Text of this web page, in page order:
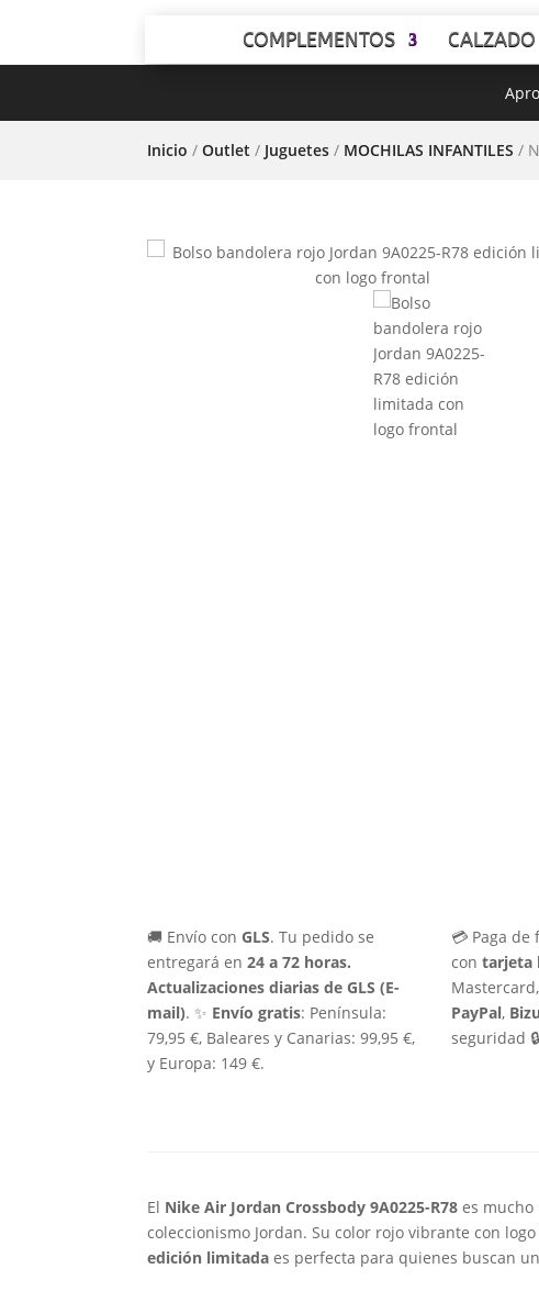
COMPLEMENTOS CALZADO
Inicio /Outlet / Juguetes / MOCHILAS INFANTILES /
🚚 Envío conGLS. Tu pedido se
entregará en24 a 72 horas.
Actualizaciones diarias de GLS (E-
mail). ✨ Envío gratis: Península:
79,95 €, Baleares y Canarias: 99,95 €,
y Europa: 149 €.
💳 Paga
contarjeta
PayPal,
seguridad
El Nike Air Jordan Crossbody 9A0225-R78 es
coleccionismo Jordan. Su color rojo vibrante con
edición limitada es perfecta para quienes buscan